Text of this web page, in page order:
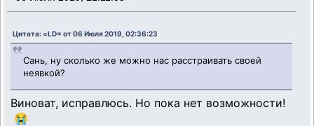
Цитата: =LD= от 06 Июля 2019, 02:36:23
Сань, ну сколько же можно нас расстраивать своей
неявкой?
Виноват, исправлюсь. Но пока нет возможности!
😭